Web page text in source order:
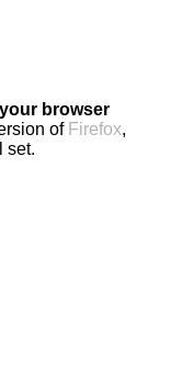
browser
of Firefox,
set.